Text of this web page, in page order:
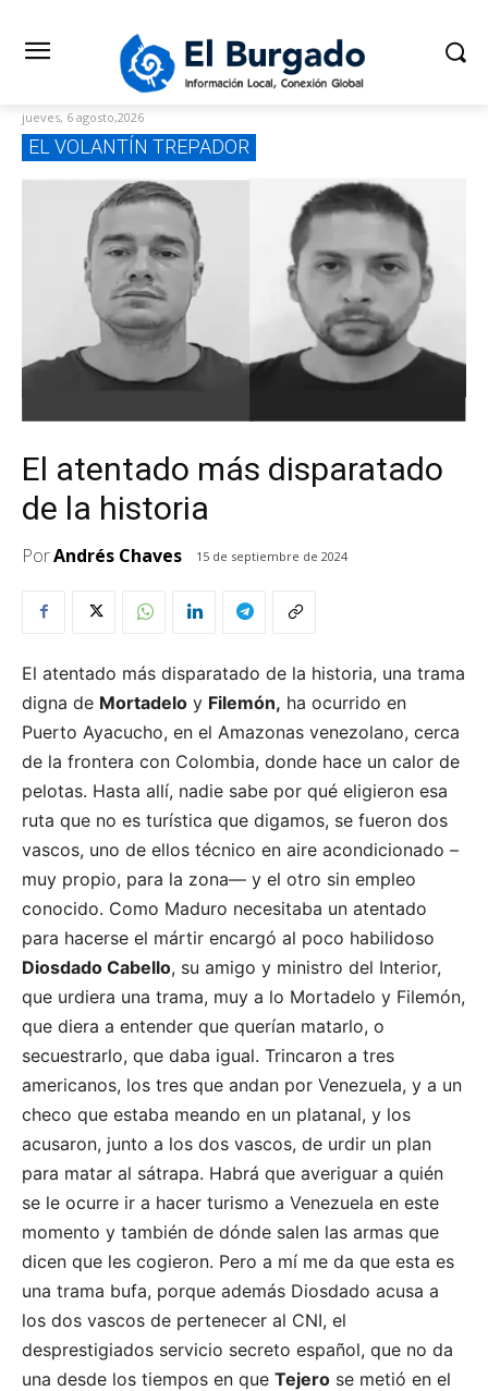
jueves, 6 agosto,2026
EL VOLANTÍN TREPADOR
El atentado más disparatado
de la historia
PorAndrés Chaves 15 de septiembre de 2024
El atentado más disparatado de la historia, una trama
digna de Mortadelo y Filemón, ha ocurrido en
Puerto Ayacucho, en el Amazonas venezolano, cerca
de la frontera con Colombia, donde hace un calor de
pelotas. Hasta allí, nadie sabe por qué eligieron esa
ruta que no es turística que digamos, se fueron dos
vascos, uno de ellos técnico en aire acondicionado –
muy propio, para la zona— y el otro sin empleo
conocido. Como Maduro necesitaba un atentado
para hacerse el mártir encargó al poco habilidoso
Diosdado Cabello, su amigo y ministro del Interior,
que urdiera una trama, muy a lo Mortadelo y Filemón,
que diera a entender que querían matarlo, o
secuestrarlo, que daba igual. Trincaron a tres
americanos, los tres que andan por Venezuela, y a un
checo que estaba meando en un platanal, y los
acusaron, junto a los dos vascos, de urdir un plan
para matar al sátrapa. Habrá que averiguar a quién
se le ocurre ir a hacer turismo a Venezuela en este
momento y también de dónde salen las armas que
dicen que les cogieron. Pero a mí me da que esta es
una trama bufa, porque además Diosdado acusa a
los dos vascos de pertenecer al CNI, el
desprestigiados servicio secreto español, que no da
una desde los tiempos en que Tejero se metió en el